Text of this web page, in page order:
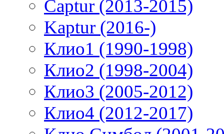
Captur (2013-2015)
Kaptur (2016-)
Клио1 (1990-1998)
Клио2 (1998-2004)
Клио3 (2005-2012)
Клио4 (2012-2017)